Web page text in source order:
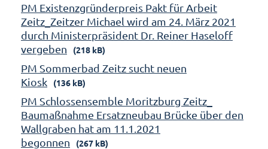
PM Existenzgründerpreis Pakt für Arbeit
Zeitz_Zeitzer Michael wird am 24. März 2021
durch Ministerpräsident Dr. Reiner Haseloff
vergeben
(218 kB)
PM Sommerbad Zeitz sucht neuen
Kiosk
(136 kB)
PM Schlossensemble Moritzburg Zeitz_
Baumaßnahme Ersatzneubau Brücke über den
Wallgraben hat am 11.1.2021
begonnen
(267 kB)